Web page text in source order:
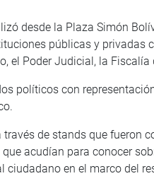
desde la Plaza Simón
públicas y privadas
el Poder Judicial, la
políticos con
de stands que fueron
acudían para conocer
en el marco del